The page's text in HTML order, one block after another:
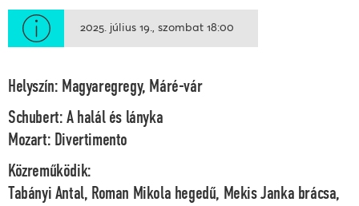
2025. július 19. szombat 18:00
Helyszín: Magyaregregy, Máré-vár
Schubert: A halál és lányka
Mozart: Divertimento
Közreműködik:
Tabányi Antal, Roman Mikola hegedű, Mekis Janka brácsa,